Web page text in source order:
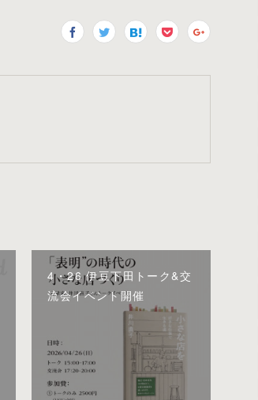
4・26 伊豆下田トーク&交
流会イベント開催